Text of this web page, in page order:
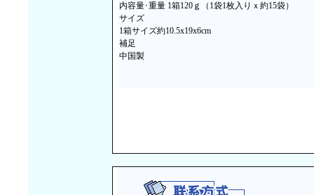
内容量･重量 1箱120ｇ（1袋1枚入りｘ約15袋）
サイズ
1箱サイズ約10.5x19x6cm
補足
中国製